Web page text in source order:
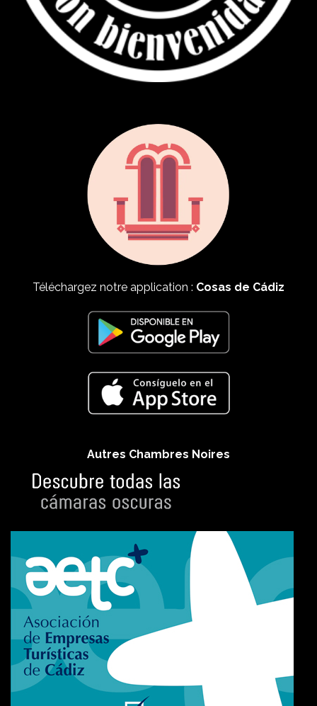
Téléchargez notre application : Cosas de Cádiz
Autres Chambres Noires